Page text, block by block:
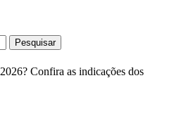
Confira as indicações dos